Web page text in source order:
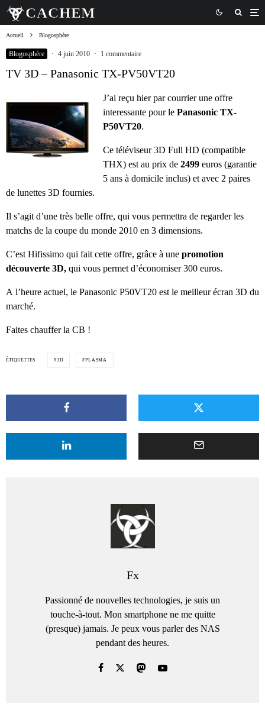
Accueil Blogosphère
Blogosphère · 4 juin 2010 · 1 commentaire
TV 3D – Panasonic TX-PV50VT20
J’ai reçu hier par courrier une offre
interessante pour le Panasonic TX-
P50VT20.
Ce téléviseur 3D Full HD (compatible
THX) est au prix de 2499 euros (garantie
5 ans à domicile inclus) et avec 2 paires
de lunettes 3D fournies.
Il s’agit d’une très belle offre, qui vous permettra de regarder les
matchs de la coupe du monde 2010 en 3 dimensions.
C’est Hifissimo qui fait cette offre, grâce à une promotion
découverte 3D, qui vous permet d’économiser 300 euros.
A l’heure actuel, le Panasonic P50VT20 est le meilleur écran 3D du
marché.
Faites chauffer la CB !
ÉTIQUETTES 3D PLASMA
Fx
Passionné de nouvelles technologies, je suis un
touche-à-tout. Mon smartphone ne me quitte
(presque) jamais. Je peux vous parler des NAS
pendant des heures.